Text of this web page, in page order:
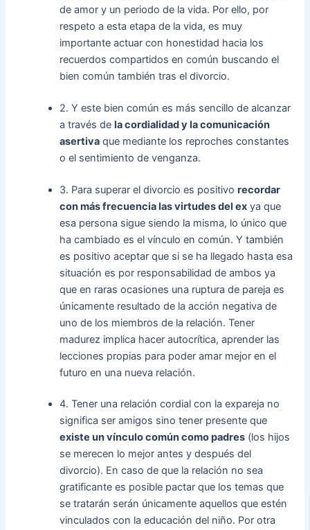
de amor y un periodo de la vida. Por ello, por
respeto a esta etapa de la vida, es muy
importante actuar con honestidad hacia los
recuerdos compartidos en común buscando el
bien común también tras el divorcio.
2. Y este bien común es más sencillo de alcanzar
a través dela cordialidad y la comunicación
asertiva que mediante los reproches constantes
o el sentimiento de venganza.
3. Para superar el divorcio es positivorecordar
con más frecuencia las virtudes del ex ya que
esa persona sigue siendo la misma, lo único que
ha cambiado es el vínculo en común. Y también
es positivo aceptar que si se ha llegado hasta esa
situación es por responsabilidad de ambos ya
que en raras ocasiones una ruptura de pareja es
únicamente resultado de la acción negativa de
uno de los miembros de la relación. Tener
madurez implica hacer autocrítica, aprender las
lecciones propias para poder amar mejor en el
futuro en una nueva relación.
4. Tener una relación cordial con la expareja no
significa ser amigos sino tener presente que
existe un vínculo común como padres (los hijos
se merecen lo mejor antes y después del
divorcio). En caso de que la relación no sea
gratificante es posible pactar que los temas que
se tratarán serán únicamente aquellos que estén
vinculados con la educación del niño. Por otra